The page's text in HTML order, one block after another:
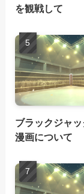
を観戦して
ブラックジャッ
漫画について